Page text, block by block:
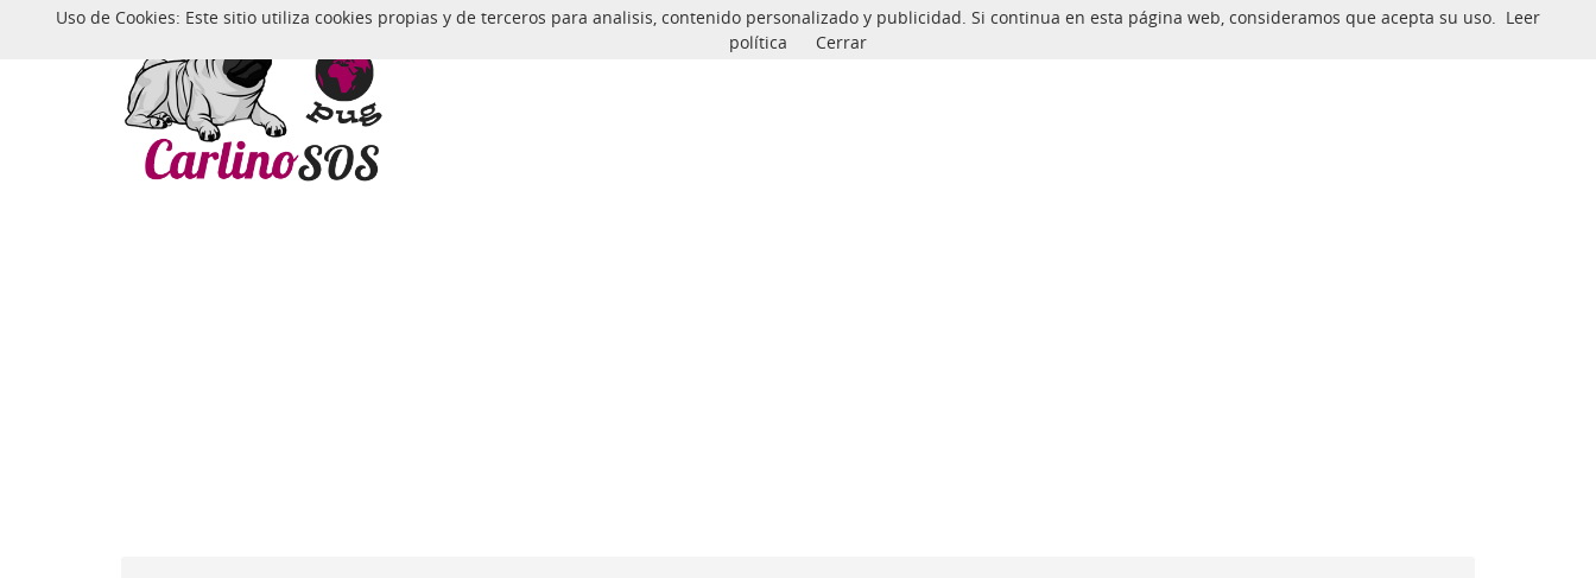
Uso de Cookies: Este sitio utiliza cookies propias y de terceros para analisis, contenido personalizado y publicidad. Si continua en esta página web, consideramos que acepta su uso. Leer
política
Cerrar